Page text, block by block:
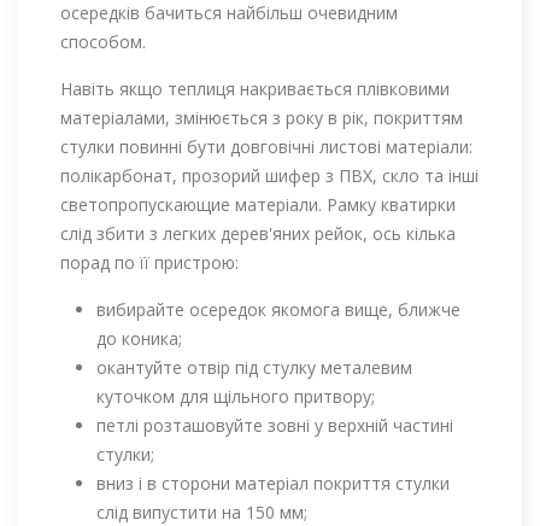
осередків бачиться найбільш очевидним
способом.
Навіть якщо теплиця накривається плівковими
матеріалами, змінюється з року в рік, покриттям
стулки повинні бути довговічні листові матеріали:
полікарбонат, прозорий шифер з ПВХ, скло та інші
светопропускающие матеріали. Рамку кватирки
слід збити з легких дерев'яних рейок, ось кілька
порад по її пристрою:
вибирайте осередок якомога вище, ближче
до коника;
окантуйте отвір під стулку металевим
куточком для щільного притвору;
петлі розташовуйте зовні у верхній частині
стулки;
вниз і в сторони матеріал покриття стулки
слід випустити на 150 мм;